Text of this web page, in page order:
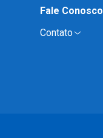
Fale Conosco
Contato